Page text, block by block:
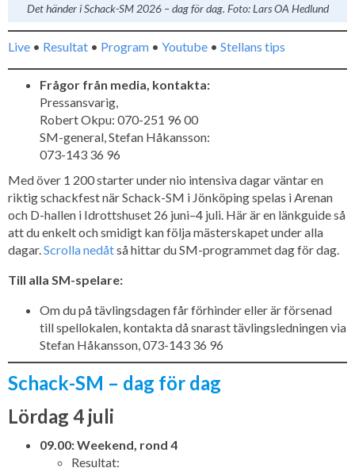
Det händer i Schack-SM 2026 – dag för dag. Foto: Lars OA Hedlund
Live • Resultat • Program • Youtube • Stellans tips
Frågor från media, kontakta:
Pressansvarig,
Robert Okpu: 070-251 96 00
SM-general, Stefan Håkansson:
073-143 36 96
Med över 1 200 starter under nio intensiva dagar väntar en
riktig schackfest när Schack-SM i Jönköping spelas i Arenan
och D-hallen i Idrottshuset 26 juni–4 juli. Här är en länkguide så
att du enkelt och smidigt kan följa mästerskapet under alla
dagar.Scrolla nedåtså hittar du SM-programmet dag för dag.
Till alla SM-spelare:
Om du på tävlingsdagen får förhinder eller är försenad
till spellokalen, kontakta då snarast tävlingsledningen via
Stefan Håkansson, 073-143 36 96
Schack-SM – dag för dag
Lördag 4 juli
09.00: Weekend, rond 4
Resultat: